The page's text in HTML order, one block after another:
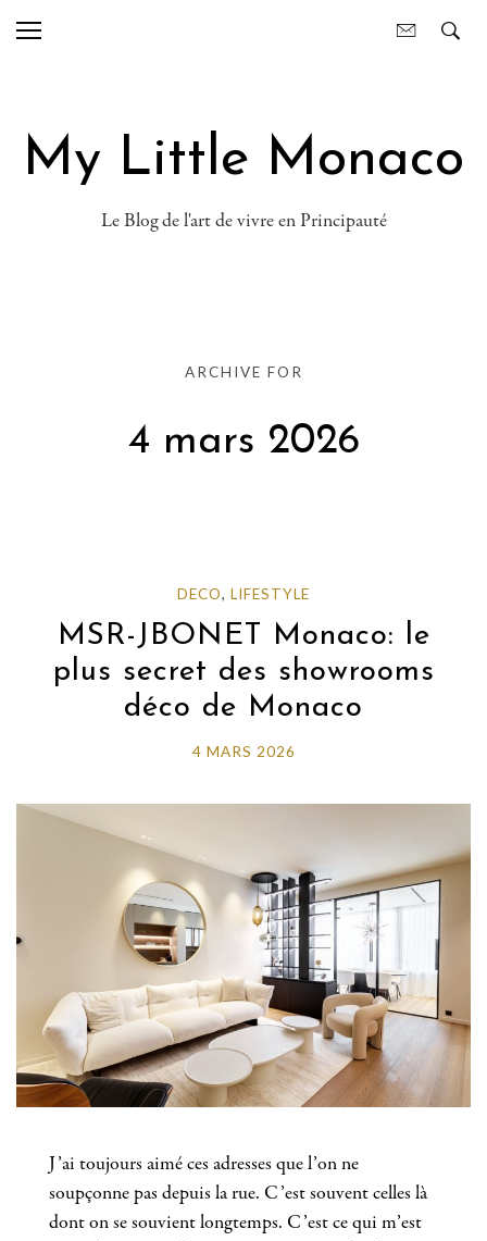
My Little Monaco
Le Blog de l'art de vivre en Principauté
ARCHIVE FOR
4 mars 2026
DECO, LIFESTYLE
MSR-JBONET Monaco: le
plus secret des showrooms
déco de Monaco
4 MARS 2026
J’ai toujours aimé ces adresses que l’on ne
soupçonne pas depuis la rue. C’est souvent celles là
dont on se souvient longtemps. C’est ce qui m’est